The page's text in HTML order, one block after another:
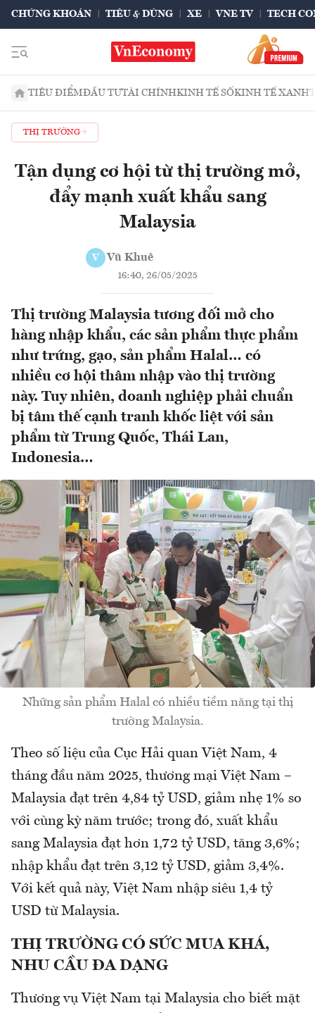
CHỨNG KHOÁN TIÊU & DÙNG XE VNE TV TECH
TIÊU ĐIỂMĐẦU TƯTÀI CHÍNHKINH TẾ SỐKINH TẾ XANH
THỊ TRƯỜNG
Tận dụng cơ hội từ thị trường mở,
đẩy mạnh xuất khẩu sang
Malaysia
V Vũ Khuê
16:40, 26/05/2025
Thị trường Malaysia tương đối mở cho
hàng nhập khẩu, các sản phẩm thực phẩm
như trứng, gạo, sản phẩm Halal… có
nhiều cơ hội thâm nhập vào thị trường
này. Tuy nhiên, doanh nghiệp phải chuẩn
bị tâm thế cạnh tranh khốc liệt với sản
phẩm từ Trung Quốc, Thái Lan,
Indonesia…
Những sản phẩm Halal có nhiều tiềm năng tại thị
trường Malaysia.
Theo số liệu của Cục Hải quan Việt Nam, 4
tháng đầu năm 2025, thương mại Việt Nam –
Malaysia đạt trên 4,84 tỷ USD, giảm nhẹ 1% so
với cùng kỳ năm trước; trong đó, xuất khẩu
sang Malaysia đạt hơn 1,72 tỷ USD, tăng 3,6%;
nhập khẩu đạt trên 3,12 tỷ USD, giảm 3,4%.
Với kết quả này, Việt Nam nhập siêu 1,4 tỷ
USD từ Malaysia.
THỊ TRƯỜNG CÓ SỨC MUA KHÁ,
NHU CẦU ĐA DẠNG
Thương vụ Việt Nam tại Malaysia cho biết mặt